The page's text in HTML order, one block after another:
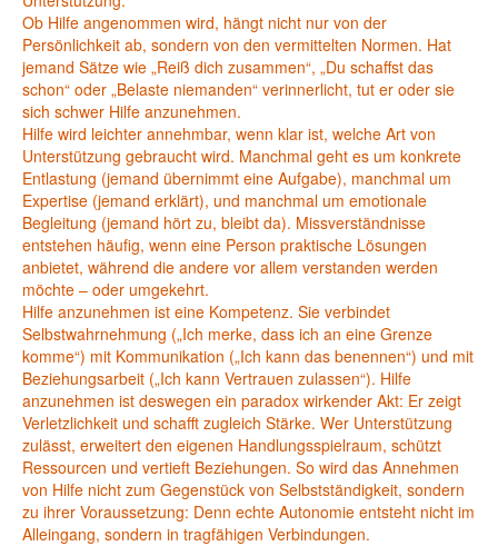
Ob Hilfe angenommen wird, hängt nicht nur von der
Persönlichkeit ab, sondern von den vermittelten Normen. Hat
jemand Sätze wie „Reiß dich zusammen“, „Du schaffst das
schon“ oder „Belaste niemanden“ verinnerlicht, tut er oder sie
sich schwer Hilfe anzunehmen.
Hilfe wird leichter annehmbar, wenn klar ist, welche Art von
Unterstützung gebraucht wird. Manchmal geht es um konkrete
Entlastung (jemand übernimmt eine Aufgabe), manchmal um
Expertise (jemand erklärt), und manchmal um emotionale
Begleitung (jemand hört zu, bleibt da). Missverständnisse
entstehen häufig, wenn eine Person praktische Lösungen
anbietet, während die andere vor allem verstanden werden
möchte – oder umgekehrt.
Hilfe anzunehmen ist eine Kompetenz. Sie verbindet
Selbstwahrnehmung („Ich merke, dass ich an eine Grenze
komme“) mit Kommunikation („Ich kann das benennen“) und mit
Beziehungsarbeit („Ich kann Vertrauen zulassen“). Hilfe
anzunehmen ist deswegen ein paradox wirkender Akt: Er zeigt
Verletzlichkeit und schafft zugleich Stärke. Wer Unterstützung
zulässt, erweitert den eigenen Handlungsspielraum, schützt
Ressourcen und vertieft Beziehungen. So wird das Annehmen
von Hilfe nicht zum Gegenstück von Selbstständigkeit, sondern
zu ihrer Voraussetzung: Denn echte Autonomie entsteht nicht im
Alleingang, sondern in tragfähigen Verbindungen.